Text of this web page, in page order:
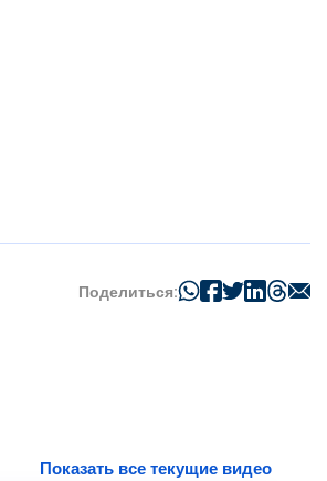
Поделиться:
Показать все текущие видео